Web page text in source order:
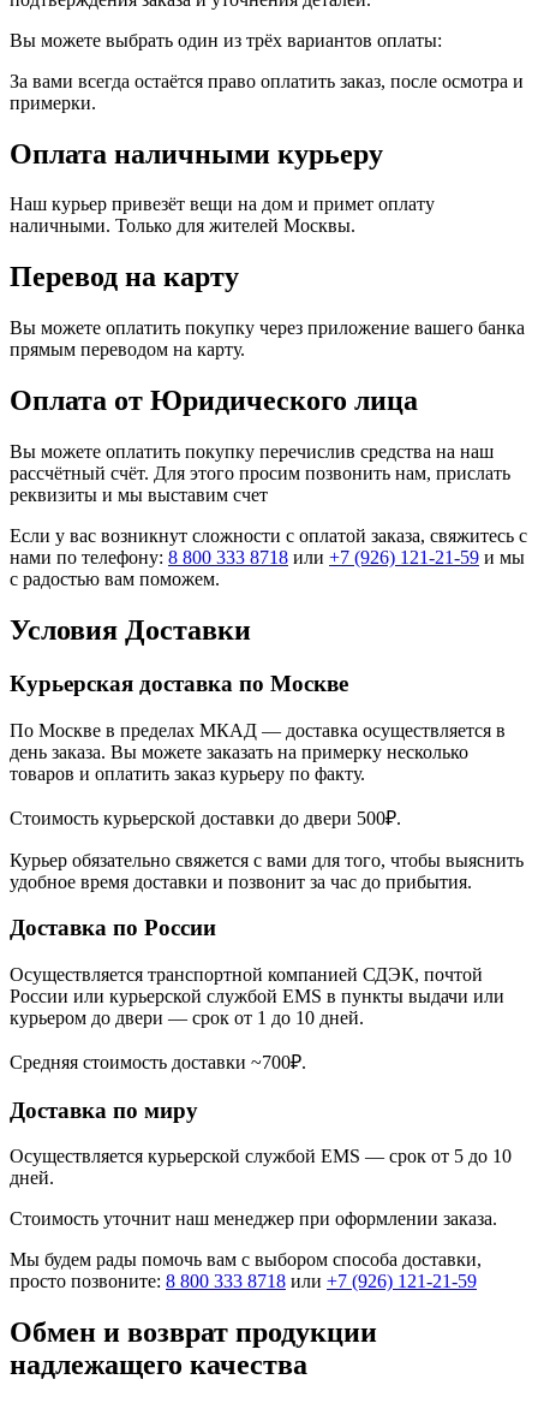
Вы можете выбрать один из трёх вариантов оплаты:
За вами всегда остаётся право оплатить заказ, после осмотра и
примерки.
Оплата наличными курьеру
Наш курьер привезёт вещи на дом и примет оплату
наличными. Только для жителей Москвы.
Перевод на карту
Вы можете оплатить покупку через приложение вашего банка
прямым переводом на карту.
Оплата от Юридического лица
Вы можете оплатить покупку перечислив средства на наш
рассчётный счёт. Для этого просим позвонить нам, прислать
реквизиты и мы выставим счет
Если у вас возникнут сложности с оплатой заказа, свяжитесь с
нами по телефону: 8 800 333 8718 или +7 (926) 121-21-59 и мы
с радостью вам поможем.
Условия Доставки
Курьерская доставка по Москве
По Москве в пределах МКАД — доставка осуществляется в
день заказа. Вы можете заказать на примерку несколько
товаров и оплатить заказ курьеру по факту.
Стоимость курьерской доставки до двери 500₽.
Курьер обязательно свяжется с вами для того, чтобы выяснить
удобное время доставки и позвонит за час до прибытия.
Доставка по России
Осуществляется транспортной компанией СДЭК, почтой
России или курьерской службой EMS в пункты выдачи или
курьером до двери — срок от 1 до 10 дней.
Средняя стоимость доставки ~700₽.
Доставка по миру
Осуществляется курьерской службой EMS — срок от 5 до 10
дней.
Стоимость уточнит наш менеджер при оформлении заказа.
Мы будем рады помочь вам с выбором способа доставки,
просто позвоните: 8 800 333 8718 или +7 (926) 121-21-59
Обмен и возврат продукции
надлежащего качества